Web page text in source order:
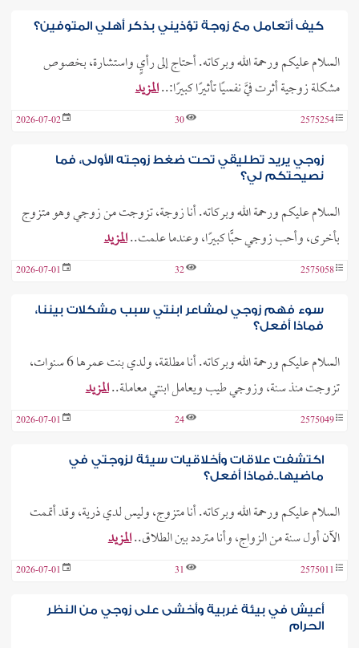
كيف أتعامل مع زوجة تؤذيني بذكر أهلي المتوفين؟
السلام عليكم ورحمة الله وبركاته. أحتاج إلى رأيٍ واستشارة، بخصوص
مشكلة زوجية أثرت فيَّ نفسيًا تأثيرًا كبيرًا:..المزيد
2575254
30
2026-07-02
زوجي يريد تطليقي تحت ضغط زوجته الأولى، فما
نصيحتكم لي؟
السلام عليكم ورحمة الله وبركاته. أنا زوجة، تزوجت من زوجي وهو متزوج
بأخرى، وأحب زوجي حبًّا كبيرًا، وعندما علمت..المزيد
2575058
32
2026-07-01
سوء فهم زوجي لمشاعر ابنتي سبب مشكلات بيننا،
فماذا أفعل؟
السلام عليكم ورحمة الله وبركاته. أنا مطلقة، ولدي بنت عمرها 6 سنوات،
تزوجت منذ سنة، وزوجي طيب ويعامل ابنتي معاملة..المزيد
2575049
24
2026-07-01
اكتشفت علاقات وأخلاقيات سيئة لزوجتي في
ماضيها..فماذا أفعل؟
السلام عليكم ورحمة الله وبركاته. أنا متزوج، وليس لدي ذرية، وقد أتممت
الآن أول سنة من الزواج، وأنا متردد بين الطلاق..المزيد
2575011
31
2026-07-01
أعيش في بيئة غربية وأخشى على زوجي من النظر
الحرام